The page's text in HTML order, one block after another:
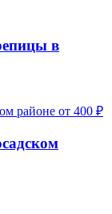
в
от 400 ₽